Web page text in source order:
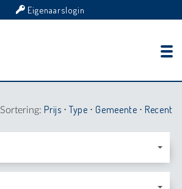
Eigenaarslogin
Sortering: Prijs ⋅ Type ⋅Gemeente ⋅ Recent